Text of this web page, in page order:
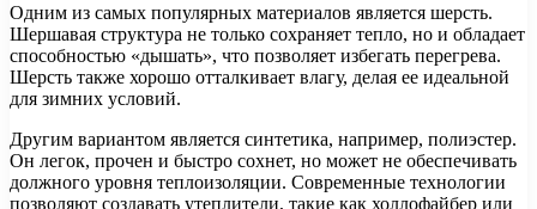
Одним из самых популярных материалов является шерсть.
Шершавая структура не только сохраняет тепло, но и обладает
способностью «дышать», что позволяет избегать перегрева.
Шерсть также хорошо отталкивает влагу, делая ее идеальной
для зимних условий.
Другим вариантом является синтетика, например, полиэстер.
Он легок, прочен и быстро сохнет, но может не обеспечивать
должного уровня теплоизоляции. Современные технологии
позволяют создавать утеплители, такие как холлофайбер или